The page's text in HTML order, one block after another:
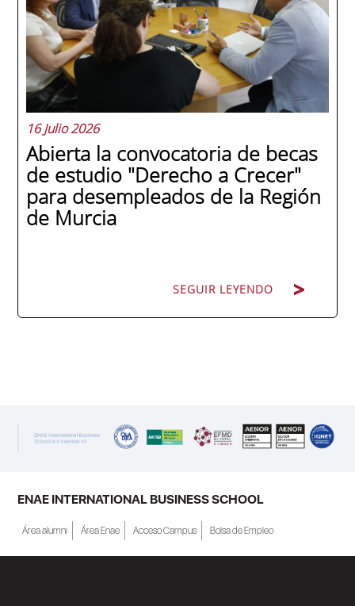
con 44 grados y más de 600 asistentes.
Ricardo Navarro, vicepresidente senior de
Generac Power Systems en Estados Unidos
y antiguo alumno...
16 Julio 2026
Abierta la convocatoria de becas
de estudio "Derecho a Crecer"
para desempleados de la Región
de Murcia
SEGUIR LEYENDO
a Crecer". El programa está dirigido a
personas inscritas como demandantes de
becas de estudio parciales (50%), además
de al menos una beca...
ENAE INTERNATIONAL BUSINESS SCHOOL
Área alumni Área Enae Acceso Campus Bolsa de Empleo